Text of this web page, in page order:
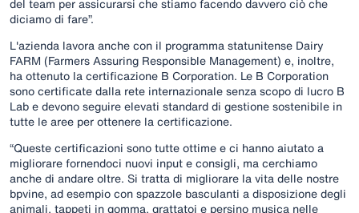
del team per assicurarsi che stiamo facendo davvero ciò che
diciamo di fare”.
L'azienda lavora anche con il programma statunitense Dairy
FARM (Farmers Assuring Responsible Management) e, inoltre,
ha ottenuto la certificazione B Corporation. Le B Corporation
sono certificate dalla rete internazionale senza scopo di lucro B
Lab e devono seguire elevati standard di gestione sostenibile in
tutte le aree per ottenere la certificazione.
“Queste certificazioni sono tutte ottime e ci hanno aiutato a
migliorare fornendoci nuovi input e consigli, ma cerchiamo
anche di andare oltre. Si tratta di migliorare la vita delle nostre
bpvine, ad esempio con spazzole basculanti a disposizione degli
animali, tappeti in gomma, grattatoi e persino musica nelle